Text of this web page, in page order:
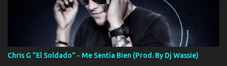
Chris G "El Soldado" - Me Sentía Bien (Prod. By Dj Wassie)